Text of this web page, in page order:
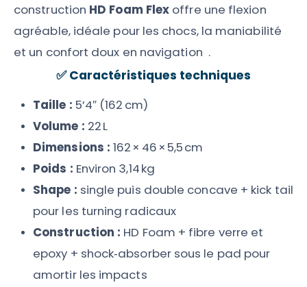
construction HD Foam Flex offre une flexion
agréable, idéale pour les chocs, la maniabilité
et un confort doux en navigation .
✅Caractéristiques techniques
Taille : 5’4″ (162 cm)
Volume : 22 L
Dimensions : 162 × 46 × 5,5 cm
Poids : Environ 3,14 kg
Shape : single puis double concave + kick tail
pour les turning radicaux
Construction : HD Foam + fibre verre et
epoxy + shock‑absorber sous le pad pour
amortir les impacts